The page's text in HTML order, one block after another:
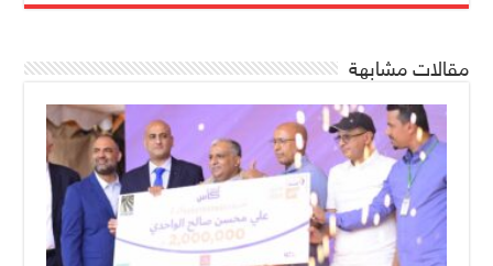
مقالات مشابهة